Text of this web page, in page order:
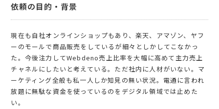
依頼の目的・背景
現在も自社オンラインショップもあり、楽天、アマゾン、ヤフ
ーのモールで商品販売をしているが細々としかしてこなかっ
た。今後注力してWebdeno売上比率を大幅に高めて主力売上
チャネルにしたいと考えている。ただ社内に人材がいない。マ
ーケティング全般も私一人しか知見の無い状況。電通に言われ
放題に無駄な資金を使っているのをデジタル領域では止めた
い。